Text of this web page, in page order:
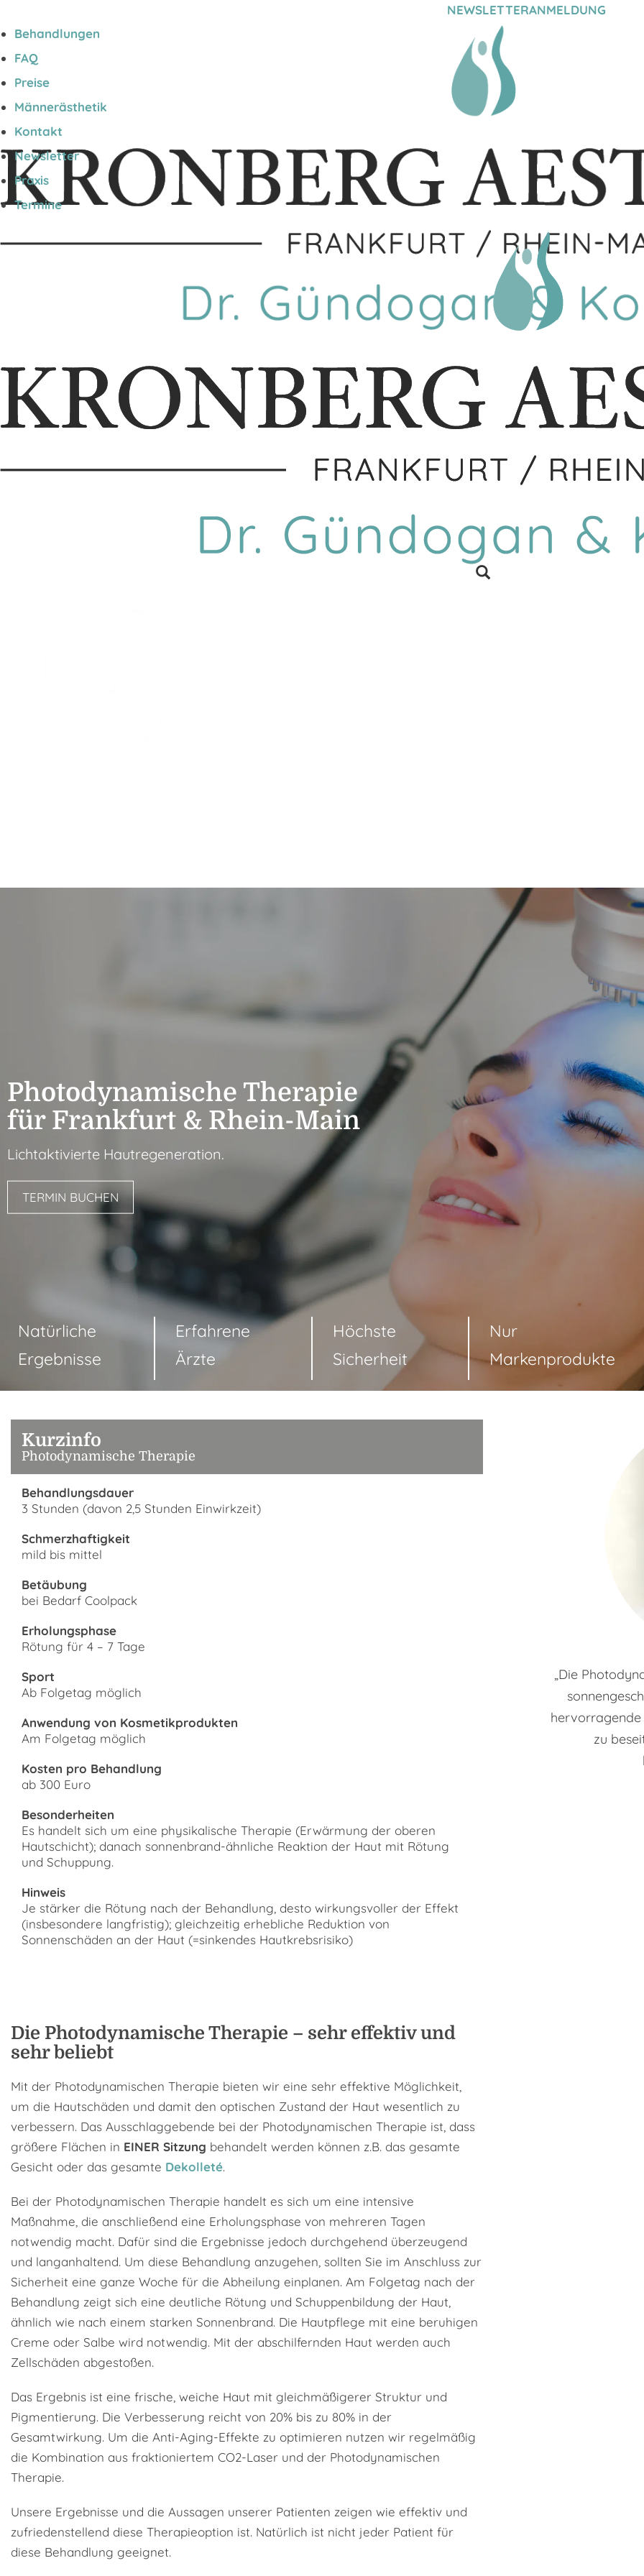
NEWSLETTERANMELDUNG
Behandlungen
FAQ
Preise
Männerästhetik
Kontakt
Newsletter
Praxis
Termine
Natürliche
Ergebnisse
Erfahrene
Ärzte
Höchste
Sicherheit
Nur
Markenprodukte
Photo­dynamische Therapie
für Frankfurt & Rhein-Main
Lichtaktivierte Hautregeneration.
TERMIN BUCHEN
Kurzinfo
Photodynamische Therapie
Behandlungsdauer
3 Stunden (davon 2,5 Stunden Einwirkzeit)
Schmerzhaftigkeit
mild bis mittel
Betäubung
bei Bedarf Coolpack
Erholungsphase
Rötung für 4 – 7 Tage
Sport
Ab Folgetag möglich
Anwendung von Kosmetikprodukten
Am Folgetag möglich
Kosten pro Behandlung
ab 300 Euro
Besonderheiten
Es handelt sich um eine physikalische Therapie (Erwärmung der oberen
Hautschicht); danach sonnenbrand-ähnliche Reaktion der Haut mit Rötung
und Schuppung.
Hinweis
Je stärker die Rötung nach der Behandlung, desto wirkungsvoller der Effekt
(insbesondere langfristig); gleichzeitig erhebliche Reduktion von
Sonnenschäden an der Haut (=sinkendes Hautkrebsrisiko)
„Die
hervorragende
zu
Die Photodynamische Therapie – sehr effektiv und
sehr beliebt
Mit der Photodynamischen Therapie bieten wir eine sehr effektive Möglichkeit,
um die Hautschäden und damit den optischen Zustand der Haut wesentlich zu
verbessern. Das Ausschlaggebende bei der Photodynamischen Therapie ist, dass
größere Flächen in EINER Sitzung behandelt werden können z.B. das gesamte
Gesicht oder das gesamte Dekolleté.
Bei der Photodynamischen Therapie handelt es sich um eine intensive
Maßnahme, die anschließend eine Erholungsphase von mehreren Tagen
notwendig macht. Dafür sind die Ergebnisse jedoch durchgehend überzeugend
und langanhaltend. Um diese Behandlung anzugehen, sollten Sie im Anschluss zur
Sicherheit eine ganze Woche für die Abheilung einplanen. Am Folgetag nach der
Behandlung zeigt sich eine deutliche Rötung und Schuppenbildung der Haut,
ähnlich wie nach einem starken Sonnenbrand. Die Hautpflege mit eine beruhigen
Creme oder Salbe wird notwendig. Mit der abschilfernden Haut werden auch
Zellschäden abgestoßen.
Das Ergebnis ist eine frische, weiche Haut mit gleichmäßigerer Struktur und
Pigmentierung. Die Verbesserung reicht von 20% bis zu 80% in der
Gesamtwirkung. Um die Anti-Aging-Effekte zu optimieren nutzen wir regelmäßig
die Kombination aus fraktioniertem CO2-Laser und der Photodynamischen
Therapie.
Unsere Ergebnisse und die Aussagen unserer Patienten zeigen wie effektiv und
zufriedenstellend diese Therapieoption ist. Natürlich ist nicht jeder Patient für
diese Behandlung geeignet.